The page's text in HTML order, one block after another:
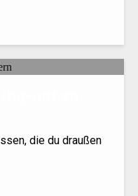
die du draußen